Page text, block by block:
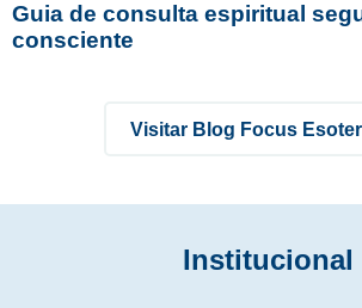
Guia de consulta espiritual
consciente
Visitar Blog Focus
Institucional